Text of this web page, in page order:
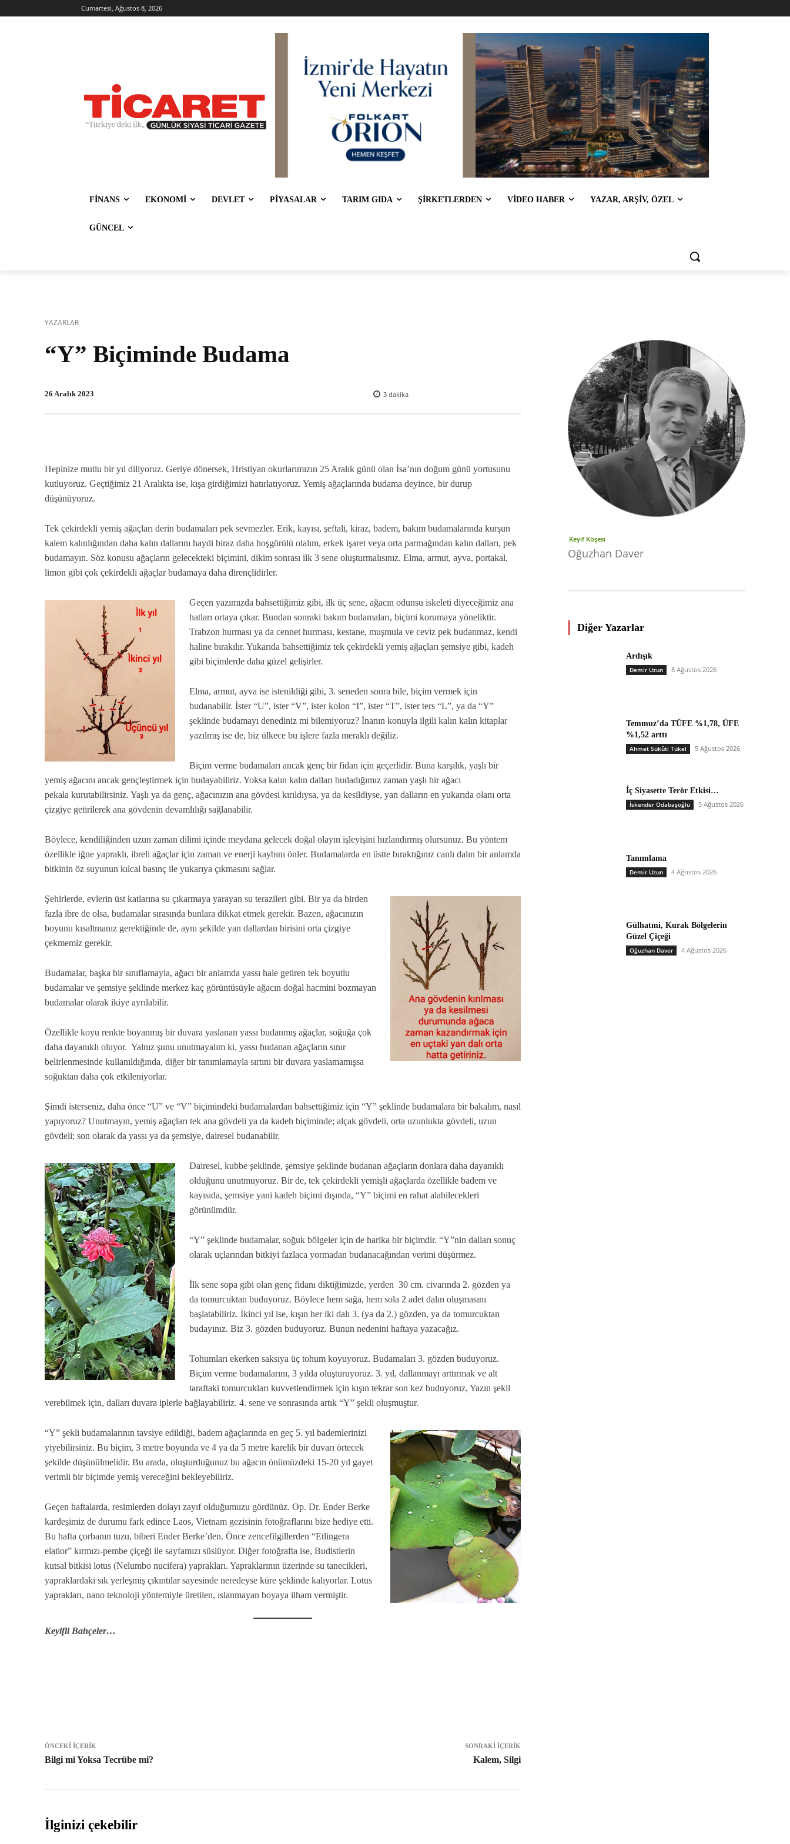
Cumartesi, Ağustos 8, 2026
FİNANS EKONOMİ DEVLET PİYASALAR TARIM GIDA ŞİRKETLERDEN VİDEO HABER YAZAR, ARŞİV, ÖZEL
GÜNCEL
YAZARLAR
“Y” Biçiminde Budama
26 Aralık 2023 3dakika
Hepinize mutlu bir yıl diliyoruz. Geriye dönersek, Hristiyan okurlarımızın 25 Aralık günü olan İsa’nın doğum günü yortusunu
kutluyoruz. Geçtiğimiz 21 Aralıkta ise, kışa girdiğimizi hatırlatıyoruz. Yemiş ağaçlarında budama deyince, bir durup
düşünüyoruz.
Tek çekirdekli yemiş ağaçları derin budamaları pek sevmezler. Erik, kayısı, şeftali, kiraz, badem, bakım budamalarında kurşun
kalem kalınlığından daha kalın dallarını haydi biraz daha hoşgörülü olalım, erkek işaret veya orta parmağından kalın dalları, pek
budamayın. Söz konusu ağaçların gelecekteki biçimini, dikim sonrası ilk 3 sene oluşturmalısınız. Elma, armut, ayva, portakal,
limon gibi çok çekirdekli ağaçlar budamaya daha dirençlidirler.
Geçen yazımızda bahsettiğimiz gibi, ilk üç sene, ağacın odunsu iskeleti diyeceğimiz ana
hatları ortaya çıkar. Bundan sonraki bakım budamaları, biçimi korumaya yöneliktir.
Trabzon hurması ya da cennet hurması, kestane, muşmula ve ceviz pek budanmaz, kendi
haline bırakılır. Yukarıda bahsettiğimiz tek çekirdekli yemiş ağaçları şemsiye gibi, kadeh
gibi biçimlerde daha güzel gelişirler.
Elma, armut, ayva ise istenildiği gibi, 3. seneden sonra bile, biçim vermek için
budanabilir. İster “U”, ister “V”, ister kolon “I”, ister “T”, ister ters “L”, ya da “Y”
şeklinde budamayı denediniz mi bilemiyoruz? İnanın konuyla ilgili kalın kalın kitaplar
yazılmış ise de, biz ülkece bu işlere fazla meraklı değiliz.
Biçim verme budamaları ancak genç bir fidan için geçerlidir. Buna karşılık, yaşlı bir
yemiş ağacını ancak gençleştirmek için budayabiliriz. Yoksa kalın kalın dalları budadığımız zaman yaşlı bir ağacı
pekala kurutabilirsiniz. Yaşlı ya da genç, ağacınızın ana gövdesi kırıldıysa, ya da kesildiyse, yan dalların en yukarıda olanı orta
çizgiye getirilerek ana gövdenin devamlılığı sağlanabilir.
Böylece, kendiliğinden uzun zaman dilimi içinde meydana gelecek doğal olayın işleyişini hızlandırmış olursunuz. Bu yöntem
özellikle iğne yapraklı, ibreli ağaçlar için zaman ve enerji kaybını önler. Budamalarda en üstte bıraktığınız canlı dalın bir anlamda
bitkinin öz suyunun kılcal basınç ile yukarıya çıkmasını sağlar.
Şehirlerde, evlerin üst katlarına su çıkarmaya yarayan su terazileri gibi. Bir ya da birden
fazla ibre de olsa, budamalar sırasında bunlara dikkat etmek gerekir. Bazen, ağacınızın
boyunu kısaltmanız gerektiğinde de, aynı şekilde yan dallardan birisini orta çizgiye
çekmemiz gerekir.
Budamalar, başka bir sınıflamayla, ağacı bir anlamda yassı hale getiren tek boyutlu
budamalar ve şemsiye şeklinde merkez kaç görüntüsüyle ağacın doğal hacmini bozmayan
budamalar olarak ikiye ayrılabilir.
Özellikle koyu renkte boyanmış bir duvara yaslanan yassı budanmış ağaçlar, soğuğa çok
daha dayanıklı oluyor. Yalnız şunu unutmayalım ki, yassı budanan ağaçların sınır
belirlenmesinde kullanıldığında, diğer bir tanımlamayla sırtını bir duvara yaslamamışsa
soğuktan daha çok etkileniyorlar.
Şimdi isterseniz, daha önce “U” ve “V” biçimindeki budamalardan bahsettiğimiz için “Y” şeklinde budamalara bir bakalım, nasıl
yapıyoruz? Unutmayın, yemiş ağaçları tek ana gövdeli ya da kadeh biçiminde; alçak gövdeli, orta uzunlukta gövdeli, uzun
gövdeli; son olarak da yassı ya da şemsiye, dairesel budanabilir.
Dairesel, kubbe şeklinde, şemsiye şeklinde budanan ağaçların donlara daha dayanıklı
olduğunu unutmuyoruz. Bir de, tek çekirdekli yemişli ağaçlarda özellikle badem ve
kayısıda, şemsiye yani kadeh biçimi dışında, “Y” biçimi en rahat alabilecekleri
görünümdür.
“Y” şeklinde budamalar, soğuk bölgeler için de harika bir biçimdir. “Y”nin dalları sonuç
olarak uçlarından bitkiyi fazlaca yormadan budanacağından verimi düşürmez.
İlk sene sopa gibi olan genç fidanı diktiğimizde, yerden 30 cm. civarında 2. gözden ya
da tomurcuktan buduyoruz. Böylece hem sağa, hem sola 2 adet dalın oluşmasını
başlatabiliriz. İkinci yıl ise, kışın her iki dalı 3. (ya da 2.) gözden, ya da tomurcuktan
budayınız. Biz 3. gözden buduyoruz. Bunun nedenini haftaya yazacağız.
Tohumları ekerken saksıya üç tohum koyuyoruz. Budamaları 3. gözden buduyoruz.
Biçim verme budamalarını, 3 yılda oluşturuyoruz. 3. yıl, dallanmayı arttırmak ve alt
taraftaki tomurcukları kuvvetlendirmek için kışın tekrar son kez buduyoruz, Yazın şekil
verebilmek için, dalları duvara iplerle bağlayabiliriz. 4. sene ve sonrasında artık “Y” şekli oluşmuştur.
“Y” şekli budamalarının tavsiye edildiği, badem ağaçlarında en geç 5. yıl bademlerinizi
yiyebilirsiniz. Bu biçim, 3 metre boyunda ve 4 ya da 5 metre karelik bir duvarı örtecek
şekilde düşünülmelidir. Bu arada, oluşturduğunuz bu ağacın önümüzdeki 15-20 yıl gayet
verimli bir biçimde yemiş vereceğini bekleyebiliriz.
Geçen haftalarda, resimlerden dolayı zayıf olduğumuzu gördünüz. Op. Dr. Ender Berke
kardeşimiz de durumu fark edince Laos, Vietnam gezisinin fotoğraflarını bize hediye etti.
Bu hafta çorbanın tuzu, biberi Ender Berke’den. Önce zencefilgillerden “Etlingera
elatior” kırmızı-pembe çiçeği ile sayfamızı süslüyor. Diğer fotoğrafta ise, Budistlerin
kutsal bitkisi lotus (Nelumbo nucifera) yaprakları. Yapraklarının üzerinde su tanecikleri,
yapraklardaki sık yerleşmiş çıkıntılar sayesinde neredeyse küre şeklinde kalıyorlar. Lotus
yaprakları, nano teknoloji yöntemiyle üretilen, ıslanmayan boyaya ilham vermiştir.
Keyifli Bahçeler…
ÖNCEKI İÇERIK
Bilgi mi Yoksa Tecrübe mi?
SONRAKI İÇERIK
Kalem, Silgi
İlginizi çekebilir
Keyif Köşesi
Oğuzhan Daver
Diğer Yazarlar
Ardışık
Demir Uzun 8 Ağustos 2026
Temmuz’da TÜFE %1,78, ÜFE
%1,52 arttı
Ahmet Sükûti Tükel 5 Ağustos 2026
İç Siyasette Terör Etkisi…
İskender Odabaşoğlu 5 Ağustos 2026
Tanımlama
Demir Uzun 4 Ağustos 2026
Gülhatmi, Kurak Bölgelerin
Güzel Çiçeği
Oğuzhan Daver 4 Ağustos 2026